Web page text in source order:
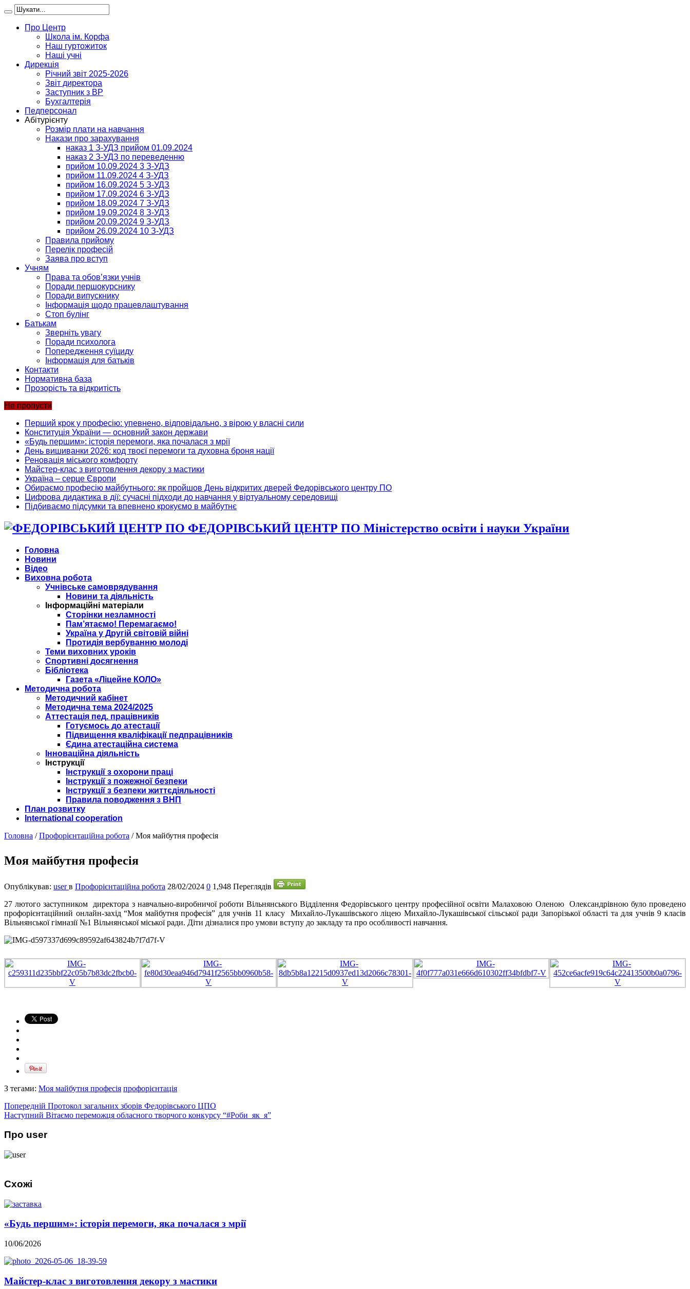
Про Центр
Школа ім. Корфа
Наш гуртожиток
Наші учні
Дирекція
Річний звіт 2025-2026
Звіт директора
Заступник з ВР
Бухгалтерія
Педперсонал
Абітурієнту
Розмір плати на навчання
Накази про зарахування
наказ 1 З-УДЗ прийом 01.09.2024
наказ 2 З-УДЗ по переведенню
прийом 10.09.2024 3 З-УДЗ
прийом 11.09.2024 4 З-УДЗ
прийом 16.09.2024 5 З-УДЗ
прийом 17.09.2024 6 З-УДЗ
прийом 18.09.2024 7 З-УДЗ
прийом 19.09.2024 8 З-УДЗ
прийом 20.09.2024 9 З-УДЗ
прийом 26.09.2024 10 З-УДЗ
Правила прийому
Перелік професій
Заява про вступ
Учням
Права та обов’язки учнів
Поради першокурснику
Поради випускнику
Інформація щодо працевлаштування
Стоп булінг
Батькам
Зверніть увагу
Поради психолога
Попередження суїциду
Інформація для батьків
Контакти
Нормативна база
Прозорість та відкритість
Не пропусти
Перший крок у професію: упевнено, відповідально, з вірою у власні сили
Конституція України — основний закон держави
«Будь першим»: історія перемоги, яка почалася з мрії
День вишиванки 2026: код твоєї перемоги та духовна броня нації
Реновація міського комфорту
Майстер-клас з виготовлення декору з мастики
Україна – серце Європи
Обираємо професію майбутнього: як пройшов День відкритих дверей Федорівського центру ПО
Цифрова дидактика в дії: сучасні підходи до навчання у віртуальному середовищі
Підбиваємо підсумки та впевнено крокуємо в майбутнє
ФЕДОРІВСЬКИЙ ЦЕНТР ПО Міністерство освіти і науки України
Головна
Новини
Відео
Виховна робота
Учнівське самоврядування
Новини та діяльність
Інформаційні матеріали
Сторінки незламності
Пам’ятаємо! Перемагаємо!
Україна у Другій світовій війні
Протидія вербуванню молоді
Теми виховних уроків
Спортивні досягнення
Бібліотека
Газета «Ліцейне КОЛО»
Методична робота
Методичний кабінет
Методична тема 2024/2025
Аттестація пед. працівників
Готуємось до атестації
Підвищення кваліфікації педпрацівників
Єдина атестаційна система
Інноваційна діяльність
Інструкції
Інструкції з охорони праці
Інструкції з пожежної безпеки
Інструкції з безпеки життєдіяльності
Правила поводження з ВНП
План розвитку
International cooperation
Головна /Профорієнтаційна робота /Моя майбутня професія
Моя майбутня професія
Опублікував: userв Профорієнтаційна робота 28/02/2024 0 1,948 Переглядів
27 лютого заступником директора з навчально-виробничої роботи Вільнянського Відділення Федорівського центру професійної освіти Малаховою Оленою Олександрівною було проведено
профорієнтаційний онлайн-захід “Моя майбутня професія” для учнів 11 класу Михайло-Лукашівського ліцею Михайло-Лукашівської сільської ради Запорізької області та для учнів 9 класів
Вільнянської гімназії №1 Вільнянської міської ради. Діти дізналися про умови вступу до закладу та про особливості навчання.
З тегами: Моя майбутня професія профорієнтація
Попередній Протокол загальних зборів Федорівського ЦПО
Наступний Вітаємо переможця обласного творчого конкурсу “#Роби_як_я”
Про user
Схожі
«Будь першим»: історія перемоги, яка почалася з мрії
10/06/2026
Майстер-клас з виготовлення декору з мастики